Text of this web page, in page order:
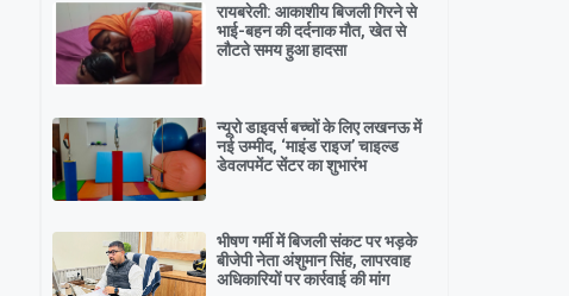
रायबरेली: आकाशीय बिजली गिरने से
भाई-बहन की दर्दनाक मौत, खेत से
लौटते समय हुआ हादसा
न्यूरो डाइवर्स बच्चों के लिए लखनऊ में
नई उम्मीद, ‘माइंड राइज’ चाइल्ड
डेवलपमेंट सेंटर का शुभारंभ
भीषण गर्मी में बिजली संकट पर भड़के
बीजेपी नेता अंशुमान सिंह, लापरवाह
अधिकारियों पर कार्रवाई की मांग